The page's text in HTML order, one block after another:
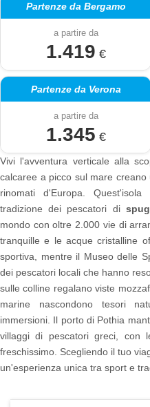
Partenze da Bergamo
a partire da
1.419 €
Partenze da Verona
a partire da
1.345 €
Vivi l'avventura verticale alla
calcaree a picco sul mare
rinomati d'Europa.
tradizione dei pescatori di
mondo con oltre 2.000 vie di
tranquille e le acque cristalline
sportiva, mentre il Museo delle
dei pescatori locali che hanno
sulle colline regalano viste
marine nascondono tesori
immersioni. Il porto di Pothia
villaggi di pescatori greci, con
freschissimo. Scegliendo il tuo
un'esperienza unica tra sport e